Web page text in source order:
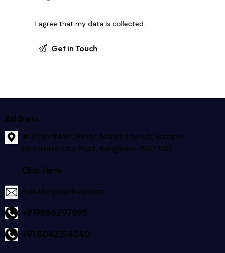
I agree that my data iscollected.
Address
#30,2ndMain,2Floor, Maruti Layout, Basapur
Electronic City Post, Bangalore-560 100
Click Here
hullurbe@outlook.com
+919886297895
+91 8042154240